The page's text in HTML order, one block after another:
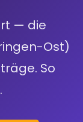
— die
Ost)
So